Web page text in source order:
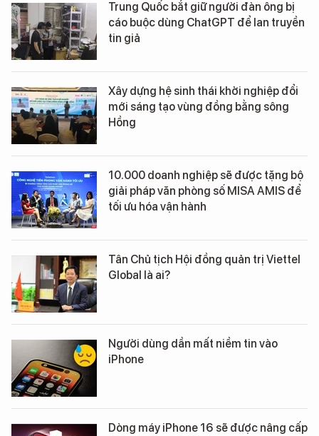
Trung Quốc bắt giữ người đàn ông bị
cáo buộc dùng ChatGPT để lan truyền
tin giả
Xây dựng hệ sinh thái khởi nghiệp đổi
mới sáng tạo vùng đồng bằng sông
Hồng
10.000 doanh nghiệp sẽ được tặng bộ
giải pháp văn phòng số MISA AMIS để
tối ưu hóa vận hành
Tân Chủ tịch Hội đồng quản trị Viettel
Global là ai?
Người dùng dần mất niềm tin vào
iPhone
Dòng máy iPhone 16 sẽ được nâng cấp